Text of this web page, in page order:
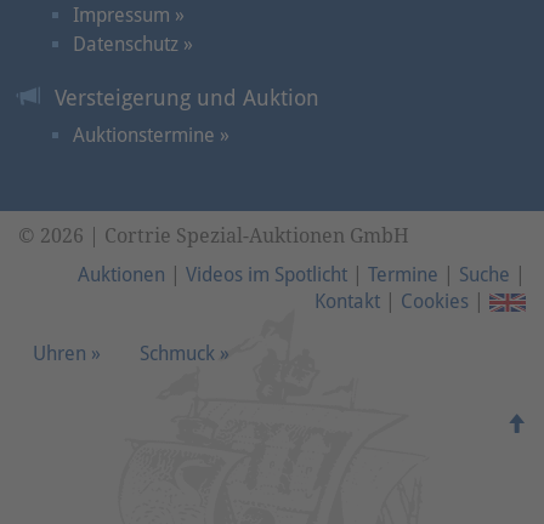
Impressum »
Datenschutz »
Versteigerung und Auktion
Auktionstermine »
© 2026 | Cortrie Spezial-Auktionen GmbH
Auktionen
Videos im Spotlicht Termine Suche
Kontakt
Cookies
Uhren » Schmuck »